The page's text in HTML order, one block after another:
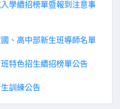
學續招榜單暨報到注意事
、高中部新生班導師名單
特色招生續招榜單公告
訓練公告